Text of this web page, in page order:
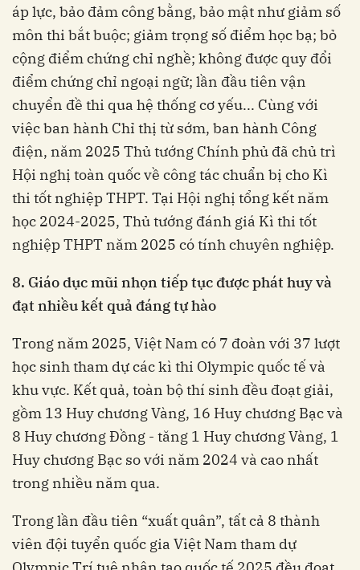
áp lực, bảo đảm công bằng, bảo mật như giảm số
môn thi bắt buộc; giảm trọng số điểm học bạ; bỏ
cộng điểm chứng chỉ nghề; không được quy đổi
điểm chứng chỉ ngoại ngữ; lần đầu tiên vận
chuyển đề thi qua hệ thống cơ yếu... Cùng với
việc ban hành Chỉ thị từ sớm, ban hành Công
điện, năm 2025 Thủ tướng Chính phủ đã chủ trì
Hội nghị toàn quốc về công tác chuẩn bị cho Kì
thi tốt nghiệp THPT. Tại Hội nghị tổng kết năm
học 2024-2025, Thủ tướng đánh giá Kì thi tốt
nghiệp THPT năm 2025 có tính chuyên nghiệp.
8. Giáo dục mũi nhọn tiếp tục được phát huy và
đạt nhiều kết quả đáng tự hào
Trong năm 2025, Việt Nam có 7 đoàn với 37 lượt
học sinh tham dự các kì thi Olympic quốc tế và
khu vực. Kết quả, toàn bộ thí sinh đều đoạt giải,
gồm 13 Huy chương Vàng, 16 Huy chương Bạc và
8 Huy chương Đồng - tăng 1 Huy chương Vàng, 1
Huy chương Bạc so với năm 2024 và cao nhất
trong nhiều năm qua.
Trong lần đầu tiên “xuất quân”, tất cả 8 thành
viên đội tuyển quốc gia Việt Nam tham dự